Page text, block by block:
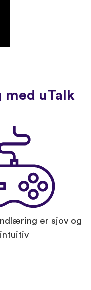
med uTalk
er sjov og
intuitiv